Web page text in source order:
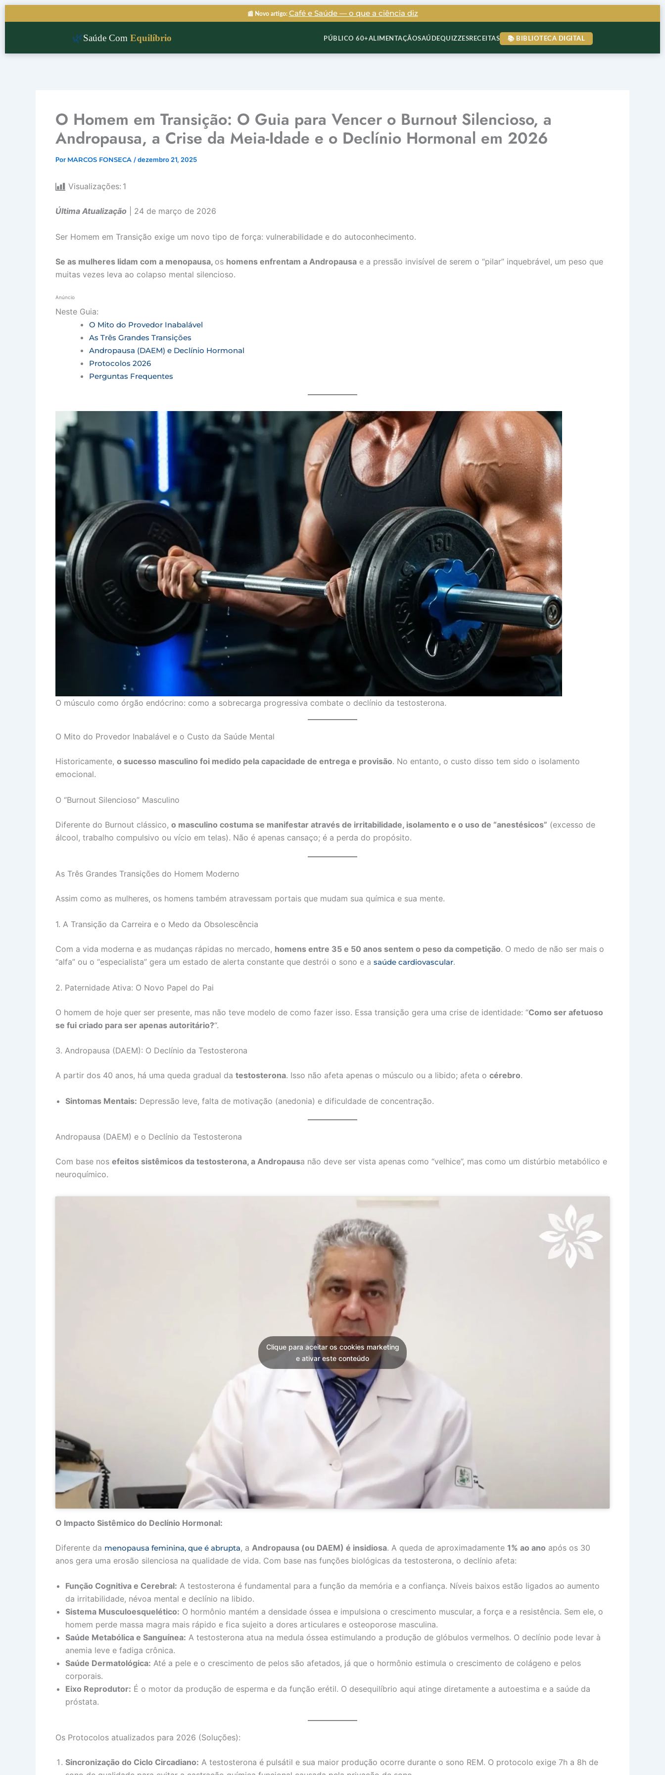
📰 Novo artigo: Café e Saúde — o que a ciência diz
🌿Saúde Com Equilíbrio PÚBLICO 60+ALIMENTAÇÃOSAÚDEQUIZZESRECEITAS 📚 BIBLIOTECA DIGITAL
O Homem em Transição: O Guia para Vencer o Burnout Silencioso, a
Andropausa, a Crise da Meia-Idade e o Declínio Hormonal em 2026
Por MARCOS FONSECA /dezembro 21, 2025
Visualizações: 1
Última Atualização | 24 de março de 2026
Ser Homem em Transição exige um novo tipo de força: vulnerabilidade e do autoconhecimento.
Se as mulheres lidam com a menopausa, os homens enfrentam a Andropausa e a pressão invisível de serem o “pilar” inquebrável, um peso que
muitas vezes leva ao colapso mental silencioso.
Anúncio
Neste Guia:
O Mito do Provedor Inabalável
As Três Grandes Transições
Andropausa (DAEM) e Declínio Hormonal
Protocolos 2026
Perguntas Frequentes
O músculo como órgão endócrino: como a sobrecarga progressiva combate o declínio da testosterona.
O Mito do Provedor Inabalável e o Custo da Saúde Mental
Historicamente, o sucesso masculino foi medido pela capacidade de entrega e provisão. No entanto, o custo disso tem sido o isolamento
emocional.
O “Burnout Silencioso” Masculino
Diferente do Burnout clássico, o masculino costuma se manifestar através de irritabilidade, isolamento e o uso de “anestésicos” (excesso de
álcool, trabalho compulsivo ou vício em telas). Não é apenas cansaço; é a perda do propósito.
As Três Grandes Transições do Homem Moderno
Assim como as mulheres, os homens também atravessam portais que mudam sua química e sua mente.
1. A Transição da Carreira e o Medo da Obsolescência
Com a vida moderna e as mudanças rápidas no mercado, homens entre 35 e 50 anos sentem o peso da competição. O medo de não ser mais o
“alfa” ou o “especialista” gera um estado de alerta constante que destrói o sono e a saúde cardiovascular.
2. Paternidade Ativa: O Novo Papel do Pai
O homem de hoje quer ser presente, mas não teve modelo de como fazer isso. Essa transição gera uma crise de identidade: “Como ser afetuoso
se fui criado para ser apenas autoritário?“.
3. Andropausa (DAEM): O Declínio da Testosterona
A partir dos 40 anos, há uma queda gradual da testosterona. Isso não afeta apenas o músculo ou a libido; afeta o cérebro.
Sintomas Mentais: Depressão leve, falta de motivação (anedonia) e dificuldade de concentração.
Andropausa (DAEM) e o Declínio da Testosterona
Com base nos efeitos sistêmicos da testosterona, a Andropausa não deve ser vista apenas como “velhice”, mas como um distúrbio metabólico e
neuroquímico.
Clique para aceitar os cookies marketing
e ativar este conteúdo
O Impacto Sistêmico do Declínio Hormonal:
Diferente da menopausa feminina, que é abrupta, a Andropausa (ou DAEM) é insidiosa. A queda de aproximadamente 1% ao ano após os 30
anos gera uma erosão silenciosa na qualidade de vida. Com base nas funções biológicas da testosterona, o declínio afeta:
Função Cognitiva e Cerebral: A testosterona é fundamental para a função da memória e a confiança. Níveis baixos estão ligados ao aumento
da irritabilidade, névoa mental e declínio na libido.
Sistema Musculoesquelético: O hormônio mantém a densidade óssea e impulsiona o crescimento muscular, a força e a resistência. Sem ele, o
homem perde massa magra mais rápido e fica sujeito a dores articulares e osteoporose masculina.
Saúde Metabólica e Sanguínea: A testosterona atua na medula óssea estimulando a produção de glóbulos vermelhos. O declínio pode levar à
anemia leve e fadiga crônica.
Saúde Dermatológica: Até a pele e o crescimento de pelos são afetados, já que o hormônio estimula o crescimento de colágeno e pelos
corporais.
Eixo Reprodutor: É o motor da produção de esperma e da função erétil. O desequilíbrio aqui atinge diretamente a autoestima e a saúde da
próstata.
Os Protocolos atualizados para 2026 (Soluções):
Sincronização do Ciclo Circadiano: A testosterona é pulsátil e sua maior produção ocorre durante o sono REM. O protocolo exige 7h a 8h de